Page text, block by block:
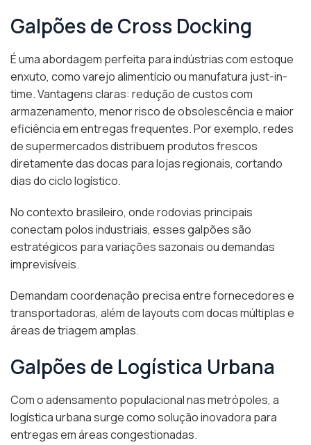
Galpões de Cross Docking
É uma abordagem perfeita para indústrias com estoque
enxuto, como varejo alimentício ou manufatura just-in-
time. Vantagens claras: redução de custos com
armazenamento, menor risco de obsolescência e maior
eficiência em entregas frequentes. Por exemplo, redes
de supermercados distribuem produtos frescos
diretamente das docas para lojas regionais, cortando
dias do ciclo logístico.
No contexto brasileiro, onde rodovias principais
conectam polos industriais, esses galpões são
estratégicos para variações sazonais ou demandas
imprevisíveis.
Demandam coordenação precisa entre fornecedores e
transportadoras, além de layouts com docas múltiplas e
áreas de triagem amplas.
Galpões de Logística Urbana
Com o adensamento populacional nas metrópoles, a
logística urbana surge como solução inovadora para
entregas em áreas congestionadas.